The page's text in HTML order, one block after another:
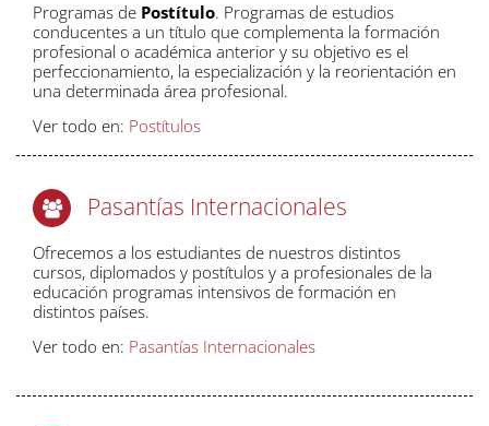
Programas de Postítulo. Programas de estudios
conducentes a un título que complementa la formación
profesional o académica anterior y su objetivo es el
perfeccionamiento, la especialización y la reorientación en
una determinada área profesional.
Ver todo en: Postítulos
Pasantías Internacionales
Ofrecemos a los estudiantes de nuestros distintos
cursos, diplomados y postítulos y a profesionales de la
educación programas intensivos de formación en
distintos países.
Ver todo en: Pasantías Internacionales